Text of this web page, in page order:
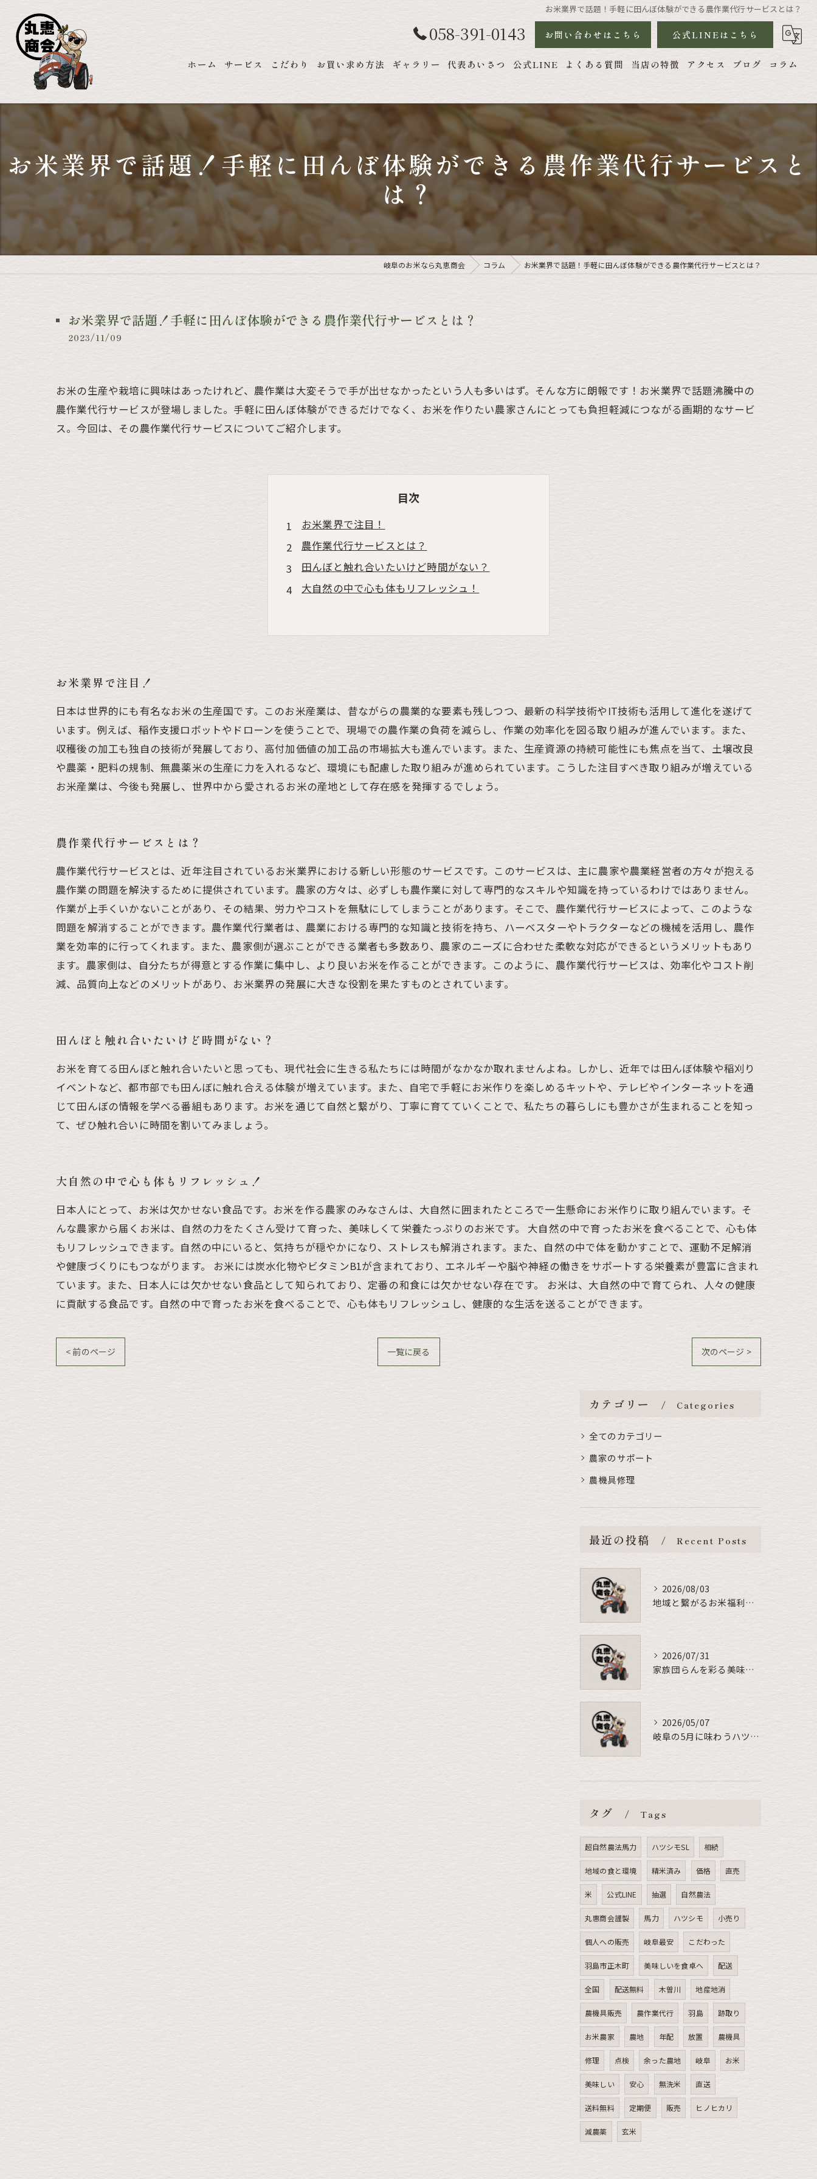
お米業界で話題！手軽に田んぼ体験ができる農作業代行サービスとは？
058-391-0143 お問い合わせはこちら 公式LINEはこちら
ホーム サービス こだわり お買い求め方法 ギャラリー 代表あいさつ 公式LINE よくある質問 当店の特徴
ハツシモ
農地管理
農機具
農作業代行
アクセス ブログ コラム
お米業界で話題！手軽に田んぼ体験ができる農作業代行サービスと
は？
岐阜のお米なら丸恵商会 コラム お米業界で話題！手軽に田んぼ体験ができる農作業代行サービスとは？
お米業界で話題！手軽に田んぼ体験ができる農作業代行サービスとは？
2023/11/09
お米の生産や栽培に興味はあったけれど、農作業は大変そうで手が出せなかったという人も多いはず。そんな方に朗報です！お米業界で話題沸騰中の
農作業代行サービスが登場しました。手軽に田んぼ体験ができるだけでなく、お米を作りたい農家さんにとっても負担軽減につながる画期的なサービ
ス。今回は、その農作業代行サービスについてご紹介します。
目次
お米業界で注目！
農作業代行サービスとは？
田んぼと触れ合いたいけど時間がない？
大自然の中で心も体もリフレッシュ！
お米業界で注目！
日本は世界的にも有名なお米の生産国です。このお米産業は、昔ながらの農業的な要素も残しつつ、最新の科学技術やIT技術も活用して進化を遂げて
います。例えば、稲作支援ロボットやドローンを使うことで、現場での農作業の負荷を減らし、作業の効率化を図る取り組みが進んでいます。また、
収穫後の加工も独自の技術が発展しており、高付加価値の加工品の市場拡大も進んでいます。また、生産資源の持続可能性にも焦点を当て、土壌改良
や農薬・肥料の規制、無農薬米の生産に力を入れるなど、環境にも配慮した取り組みが進められています。こうした注目すべき取り組みが増えている
お米産業は、今後も発展し、世界中から愛されるお米の産地として存在感を発揮するでしょう。
農作業代行サービスとは？
農作業代行サービスとは、近年注目されているお米業界における新しい形態のサービスです。このサービスは、主に農家や農業経営者の方々が抱える
農作業の問題を解決するために提供されています。農家の方々は、必ずしも農作業に対して専門的なスキルや知識を持っているわけではありません。
作業が上手くいかないことがあり、その結果、労力やコストを無駄にしてしまうことがあります。そこで、農作業代行サービスによって、このような
問題を解消することができます。農作業代行業者は、農業における専門的な知識と技術を持ち、ハーベスターやトラクターなどの機械を活用し、農作
業を効率的に行ってくれます。また、農家側が選ぶことができる業者も多数あり、農家のニーズに合わせた柔軟な対応ができるというメリットもあり
ます。農家側は、自分たちが得意とする作業に集中し、より良いお米を作ることができます。このように、農作業代行サービスは、効率化やコスト削
減、品質向上などのメリットがあり、お米業界の発展に大きな役割を果たすものとされています。
田んぼと触れ合いたいけど時間がない？
お米を育てる田んぼと触れ合いたいと思っても、現代社会に生きる私たちには時間がなかなか取れませんよね。しかし、近年では田んぼ体験や稲刈り
イベントなど、都市部でも田んぼに触れ合える体験が増えています。また、自宅で手軽にお米作りを楽しめるキットや、テレビやインターネットを通
じて田んぼの情報を学べる番組もあります。お米を通じて自然と繋がり、丁寧に育てていくことで、私たちの暮らしにも豊かさが生まれることを知っ
て、ぜひ触れ合いに時間を割いてみましょう。
大自然の中で心も体もリフレッシュ！
日本人にとって、お米は欠かせない食品です。お米を作る農家のみなさんは、大自然に囲まれたところで一生懸命にお米作りに取り組んでいます。そ
んな農家から届くお米は、自然の力をたくさん受けて育った、美味しくて栄養たっぷりのお米です。 大自然の中で育ったお米を食べることで、心も体
もリフレッシュできます。自然の中にいると、気持ちが穏やかになり、ストレスも解消されます。また、自然の中で体を動かすことで、運動不足解消
や健康づくりにもつながります。 お米には炭水化物やビタミンB1が含まれており、エネルギーや脳や神経の働きをサポートする栄養素が豊富に含まれ
ています。また、日本人には欠かせない食品として知られており、定番の和食には欠かせない存在です。 お米は、大自然の中で育てられ、人々の健康
に貢献する食品です。自然の中で育ったお米を食べることで、心も体もリフレッシュし、健康的な生活を送ることができます。
< 前のページ 一覧に戻る 次のページ >
カテゴリー Categories
全てのカテゴリー
農家のサポート
農機具修理
最近の投稿 Recent Posts
2026/08/03
地域と繋がるお米福利厚生の秘訣
2026/07/31
家族団らんを彩る美味しいお米の秘密
2026/05/07
岐阜の5月に味わうハツシモの美味しい食べ方
タグ Tags
超自然農法馬力 ハツシモSL 相続
地域の食と環境 精米済み 価格 直売
米 公式LINE 抽選 自然農法
丸惠商会謹製 馬力 ハツシモ 小売り
個人への販売 岐阜最安 こだわった
羽島市正木町 美味しいを食卓へ 配送
全国 配送無料 木曽川 地産地消
農機具販売 農作業代行 羽島 跡取り
お米農家 農地 年配 放置 農機具
修理 点検 余った農地 岐阜 お米
美味しい 安心 無洗米 直送
送料無料 定期便 販売 ヒノヒカリ
減農薬 玄米